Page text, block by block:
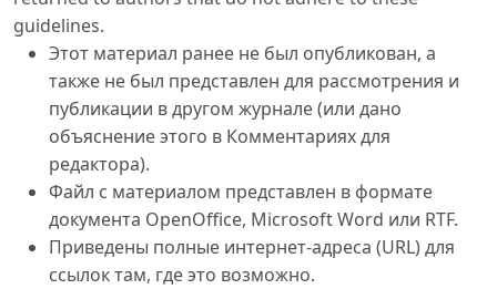
guidelines.
Этот материал ранее не был опубликован, а
также не был представлен для рассмотрения и
публикации в другом журнале (или дано
объяснение этого в Комментариях для
редактора).
Файл с материалом представлен в формате
документа OpenOffice, Microsoft Word или RTF.
Приведены полные интернет-адреса (URL) для
ссылок там, где это возможно.